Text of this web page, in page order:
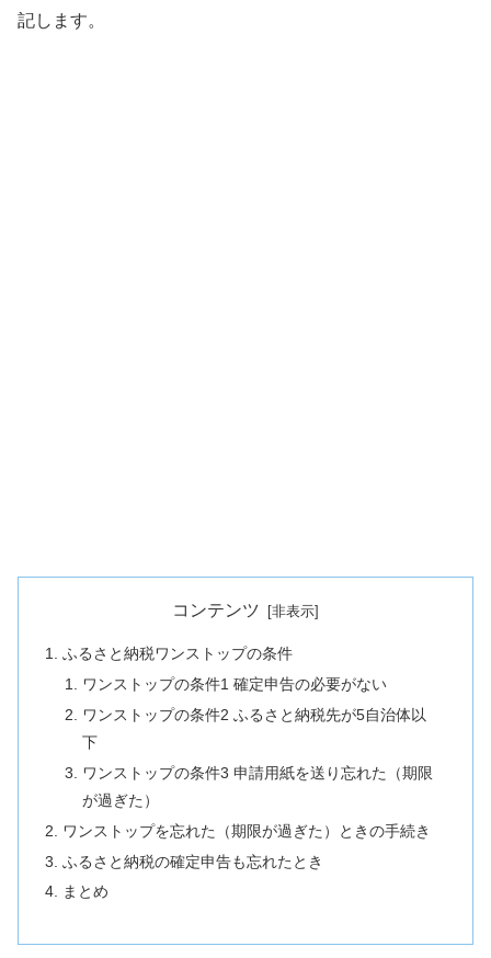
記します。
コンテンツ
ふるさと納税ワンストップの条件
ワンストップの条件1 確定申告の必要がない
ワンストップの条件2 ふるさと納税先が5自治体以
下
ワンストップの条件3 申請用紙を送り忘れた（期限
が過ぎた）
ワンストップを忘れた（期限が過ぎた）ときの手続き
ふるさと納税の確定申告も忘れたとき
まとめ